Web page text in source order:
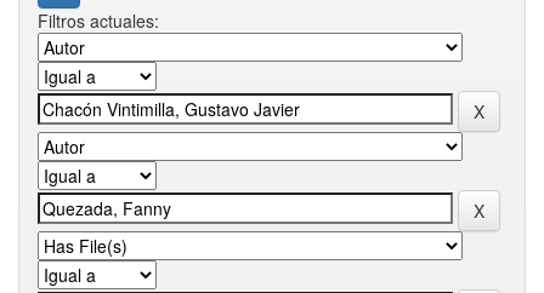
Filtros actuales: